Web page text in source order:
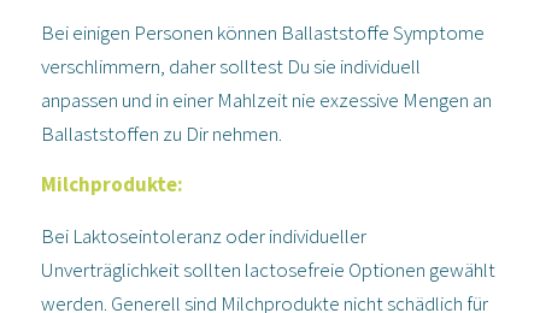
Bei einigen Personen können Ballaststoffe Symptome
verschlimmern, daher solltest Du sie individuell
anpassen und in einer Mahlzeit nie exzessive Mengen an
Ballaststoffen zu Dir nehmen.
Milchprodukte:
Bei Laktoseintoleranz oder individueller
Unverträglichkeit sollten lactosefreie Optionen gewählt
werden. Generell sind Milchprodukte nicht schädlich für